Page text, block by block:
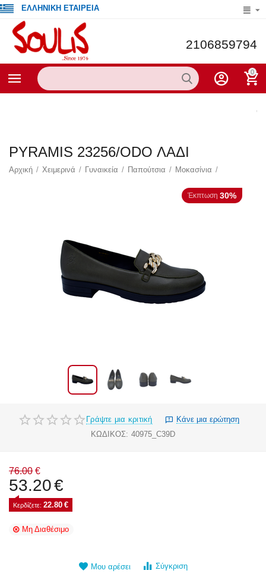
ΕΛΛΗΝΙΚΗ ΕΤΑΙΡΕΙΑ
2106859794
0
Οι
PYRAMIS 23256/ODO ΛΑΔΙ
Αρχική / Χειμερινά / Γυναικεία / Παπούτσια / Μοκασίνια /
Έκπτωση 30%
Γράψτε μια κριτική
Κάνε μια ερώτηση
ΚΩΔΙΚΟΣ: 40975_C39D
76.00 €
53.20€
Κερδίζετε: 22.80 €
Μη Διαθέσιμο
Μου αρέσει Σύγκριση